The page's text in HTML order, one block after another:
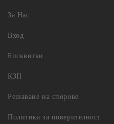
За Нас
Вход
Бисквитки
КЗП
Решаване на спорове
Политика за поверителност